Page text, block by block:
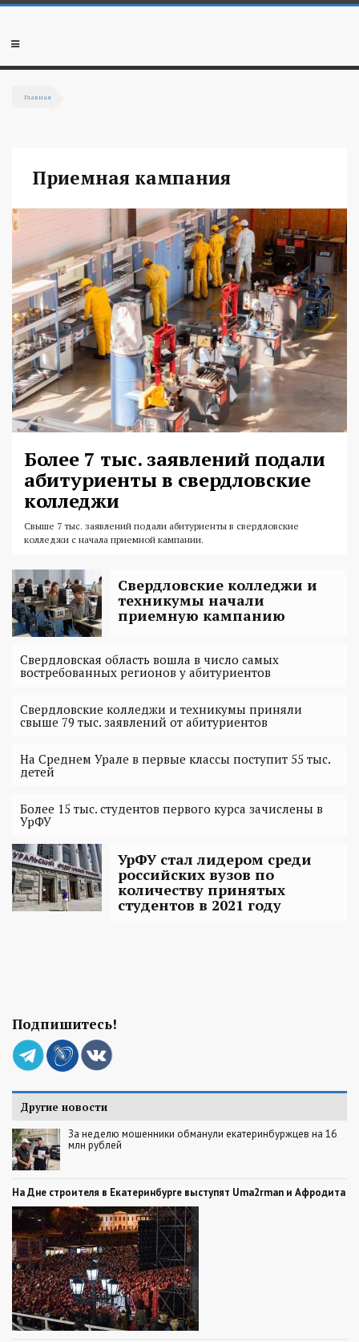
Перейти к основному содержанию
Мобильное
Главная
Приемная кампания
Более 7 тыс. заявлений подали
абитуриенты в свердловские
колледжи
Свыше 7 тыс. заявлений подали абитуриенты в свердловские
колледжи с начала приемной кампании.
Свердловские колледжи и
техникумы начали
приемную кампанию
Свердловская область вошла в число самых
востребованных регионов у абитуриентов
Свердловские колледжи и техникумы приняли
свыше 79 тыс. заявлений от абитуриентов
На Среднем Урале в первые классы поступит 55 тыс.
детей
Более 15 тыс. студентов первого курса зачислены в
УрФУ
УрФУ стал лидером среди
российских вузов по
количеству принятых
студентов в 2021 году
Подпишитесь!
Другие новости
За неделю мошенники обманули екатеринбуржцев на 16
млн рублей
На Дне строителя в Екатеринбурге выступят Uma2rman и Афродита